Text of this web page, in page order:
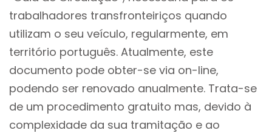
trabalhadores transfronteiriços quando
utilizam o seu veículo, regularmente, em
território português. Atualmente, este
documento pode obter-se via on-line,
podendo ser renovado anualmente. Trata-se
de um procedimento gratuito mas, devido à
complexidade da sua tramitação e ao